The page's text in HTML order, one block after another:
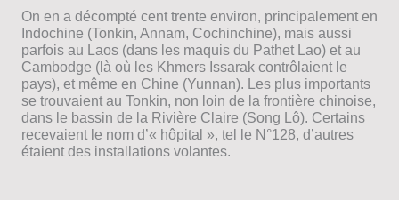
On en a décompté cent trente environ, principalement en
Indochine (Tonkin, Annam, Cochinchine), mais aussi
parfois au Laos (dans les maquis du Pathet Lao) et au
Cambodge (là où les Khmers Issarak contrôlaient le
pays), et même en Chine (Yunnan). Les plus importants
se trouvaient au Tonkin, non loin de la frontière chinoise,
dans le bassin de la Rivière Claire (Song Lô). Certains
recevaient le nom d’« hôpital », tel le N°128, d’autres
étaient des installations volantes.